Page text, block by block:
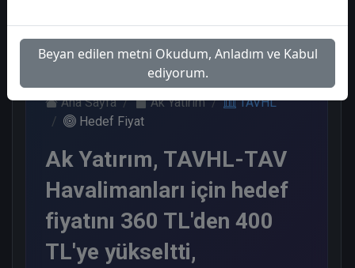
Çarşamba, 30 Temmuz 2025
Ana Sayfa Ak Yatırım
TAVHL
Hedef Fiyat
Ak Yatırım, TAVHL-TAV
Havalimanları için hedef
fiyatını 360 TL'den 400
TL'ye yükseltti,
Beyan edilen metni Okudum, Anladım ve Kabul
ediyorum.